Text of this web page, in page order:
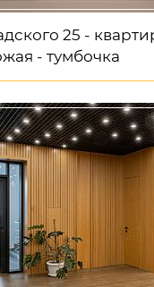
25 -
- тумбочка